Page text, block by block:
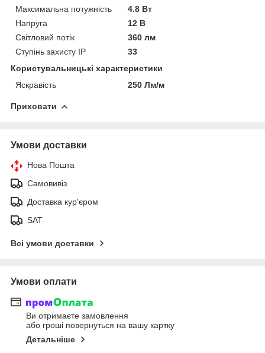
Максимальна потужність
4.8 Вт
Напруга
12 В
Світловий потік
360 лм
Ступінь захисту IP
33
Користувальницькі характеристики
Яскравість
250 Лм/м
Приховати
Умови доставки
Нова Пошта
Самовивіз
Доставка кур'єром
SAT
Всі умови доставки
Умови оплати
Ви отримаєте замовлення
або гроші повернуться на вашу картку
Детальніше